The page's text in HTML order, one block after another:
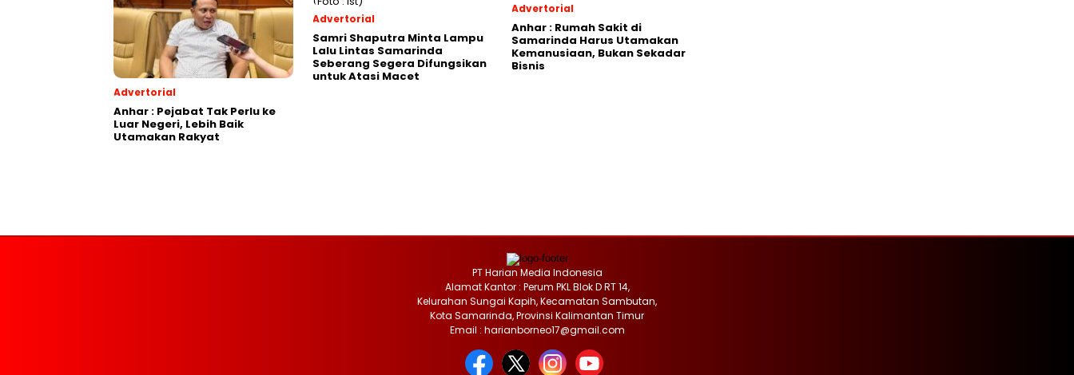
Advertorial
Anhar : Pejabat Tak Perlu ke
Luar Negeri, Lebih Baik
Utamakan Rakyat
Advertorial
Samri Shaputra Minta Lampu
Lalu Lintas Samarinda
Seberang Segera Difungsikan
untuk Atasi Macet
Advertorial
Anhar : Rumah Sakit di
Samarinda Harus Utamakan
Kemanusiaan, Bukan Sekadar
Bisnis
PT Harian Media Indonesia
Alamat Kantor : Perum PKL Blok D RT 14,
Kelurahan Sungai Kapih, Kecamatan Sambutan,
Kota Samarinda, Provinsi Kalimantan Timur
Email : harianborneo17@gmail.com